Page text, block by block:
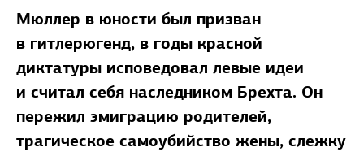
Мюллер в юности был призван
в гитлерюгенд, в годы красной
диктатуры исповедовал левые идеи
и считал себя наследником Брехта. Он
пережил эмиграцию родителей,
трагическое самоубийство жены, слежку